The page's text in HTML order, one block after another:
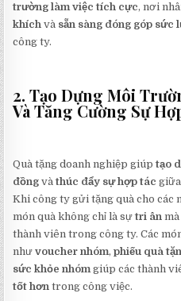
trường làm việc tích cực, nơi
khích và sẵn sàng đóng góp sức
công ty.
2. Tạo Dựng Môi
Và Tăng Cường Sự
Quà tặng doanh nghiệp giúptạo
đồng vàthúc đẩy sự hợp tác
Khi công ty gửi tặng quà cho các
món quà không chỉ là sựtri ân
thành viên trong công ty. Các
nhưvoucher nhóm,phiếu quà
sức khỏe nhómgiúp các thành
tốt hơn trong công việc.